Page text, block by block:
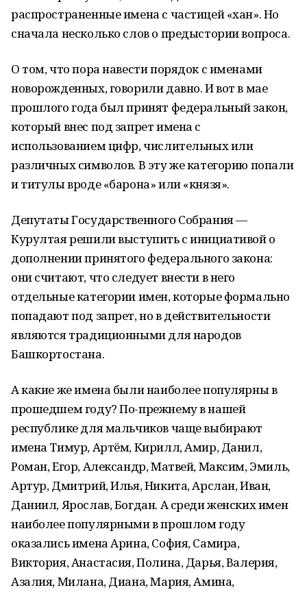
распространенные имена с частицей «хан». Но
сначала несколько слов о предыстории вопроса.
О том, что пора навести порядок с именами
новорожденных, говорили давно. И вот в мае
прошлого года был принят федеральный закон,
который внес под запрет имена с
использованием цифр, числительных или
различных символов. В эту же категорию попали
и титулы вроде «барона» или «князя».
Депутаты Государственного Собрания —
Курултая решили выступить с инициативой о
дополнении принятого федерального закона:
они считают, что следует внести в него
отдельные категории имен, которые формально
попадают под запрет, но в действительности
являются традиционными для народов
Башкортостана.
А какие же имена были наиболее популярны в
прошедшем году? По-прежнему в нашей
республике для мальчиков чаще выбирают
имена Тимур, Артём, Кирилл, Амир, Данил,
Роман, Егор, Александр, Матвей, Максим, Эмиль,
Артур, Дмитрий, Илья, Никита, Арслан, Иван,
Даниил, Ярослав, Богдан. А среди женских имен
наиболее популярными в прошлом году
оказались имена Арина, София, Самира,
Виктория, Анастасия, Полина, Дарья, Валерия,
Азалия, Милана, Диана, Мария, Амина,